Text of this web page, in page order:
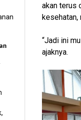
akan terus
kesehatan,
“Jadi ini
ajaknya.